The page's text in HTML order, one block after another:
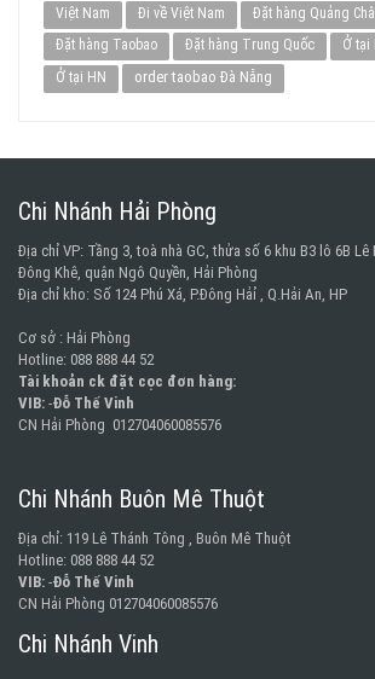
Việt Nam
Đi về Việt Nam
Đặt hàng Quảng
Đặt hàng Taobao
Đặt hàng Trung Quốc
Ở tại
Ở tại HN
order taobao Đà Nẵng
Chi Nhánh Hải Phòng
Địa chỉ VP: Tầng 3, toà nhà GC, thửa số 6 khu B3 lô 6B
Đông Khê, quận Ngô Quyền, Hải Phòng
Địa chỉ kho: Số 124 Phú Xá, P.Đông Hảỉ , Q.Hải An, HP
Cơ sở : Hải Phòng
Hotline: 088 888 44 52
Tài khoản ck đặt cọc đơn hàng:
VIB: -Đỗ Thế Vinh
CN Hải Phòng 012704060085576
Chi Nhánh Buôn Mê Thuột
Địa chỉ: 119 Lê Thánh Tông , Buôn Mê Thuột
Hotline: 088 888 44 52
VIB: -Đỗ Thế Vinh
CN Hải Phòng 012704060085576
Chi Nhánh Vinh